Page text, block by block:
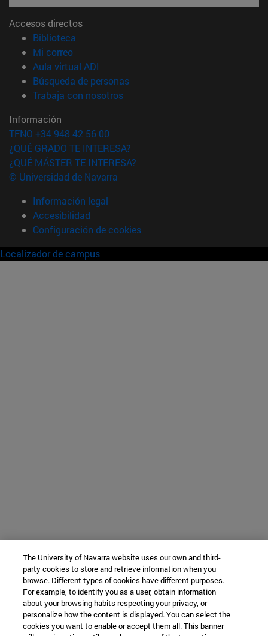
Accesos directos
Biblioteca
Mi correo(abre en nueva ventana)
Aula virtual ADI
Búsqueda de personas(abre en nueva ventana)
Trabaja con nosotros(abre en nueva ventana)
Información
TFNO +34 948 42 56 00
¿QUÉ GRADO TE INTERESA?
¿QUÉ MÁSTER TE INTERESA?
© Universidad de Navarra
Información legal
Accesibilidad
Configuración de cookies
Localizador de campus
The University of Navarra website uses our own and third-
party cookies to store and retrieve information when you
browse. Different types of cookies have different purposes.
For example, to identify you as a user, obtain information
about your browsing habits respecting your privacy, or
personalize how the content is displayed. You can select the
cookies you want to enable or accept them all. This banner